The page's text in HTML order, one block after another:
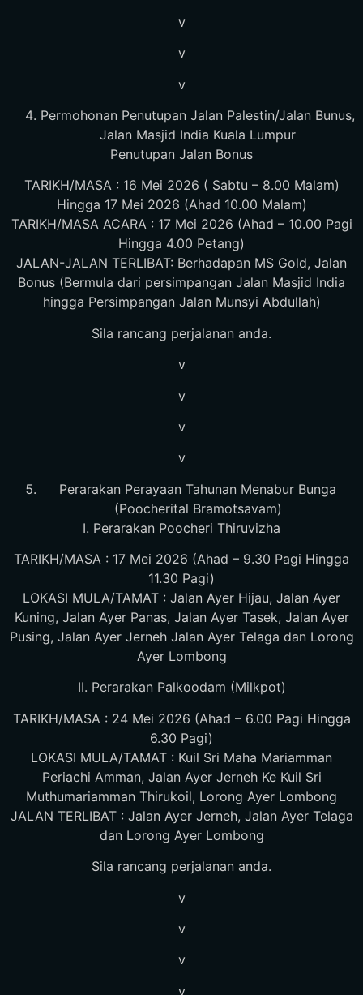
v
v
v
Permohonan Penutupan Jalan Palestin/Jalan Bunus,
Jalan Masjid India Kuala Lumpur
Penutupan Jalan Bonus
TARIKH/MASA : 16 Mei 2026 ( Sabtu – 8.00 Malam)
Hingga 17 Mei 2026 (Ahad 10.00 Malam)
TARIKH/MASA ACARA : 17 Mei 2026 (Ahad – 10.00 Pagi
Hingga 4.00 Petang)
JALAN-JALAN TERLIBAT: Berhadapan MS Gold, Jalan
Bonus (Bermula dari persimpangan Jalan Masjid India
hingga Persimpangan Jalan Munsyi Abdullah)
Sila rancang perjalanan anda.
v
v
v
v
Perarakan Perayaan Tahunan Menabur Bunga
(Poocherital Bramotsavam)
I. Perarakan Poocheri Thiruvizha
TARIKH/MASA : 17 Mei 2026 (Ahad – 9.30 Pagi Hingga
11.30 Pagi)
LOKASI MULA/TAMAT : Jalan Ayer Hijau, Jalan Ayer
Kuning, Jalan Ayer Panas, Jalan Ayer Tasek, Jalan Ayer
Pusing, Jalan Ayer Jerneh Jalan Ayer Telaga dan Lorong
Ayer Lombong
II. Perarakan Palkoodam (Milkpot)
TARIKH/MASA : 24 Mei 2026 (Ahad – 6.00 Pagi Hingga
6.30 Pagi)
LOKASI MULA/TAMAT : Kuil Sri Maha Mariamman
Periachi Amman, Jalan Ayer Jerneh Ke Kuil Sri
Muthumariamman Thirukoil, Lorong Ayer Lombong
JALAN TERLIBAT : Jalan Ayer Jerneh, Jalan Ayer Telaga
dan Lorong Ayer Lombong
Sila rancang perjalanan anda.
v
v
v
v